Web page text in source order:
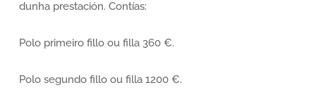
dunha prestación. Contías:
Polo primeiro fillo ou filla 360 €.
Polo segundo fillo ou filla 1200 €.